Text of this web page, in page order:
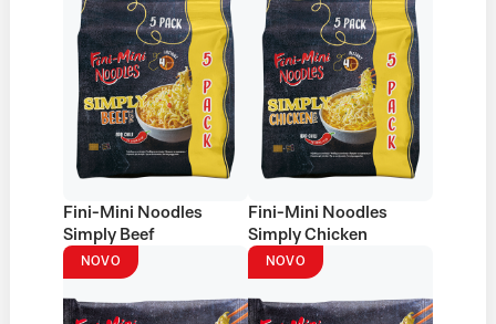
Fini-Mini Noodles
Simply Beef
Fini-Mini Noodles
Simply Chicken
NOVO NOVO